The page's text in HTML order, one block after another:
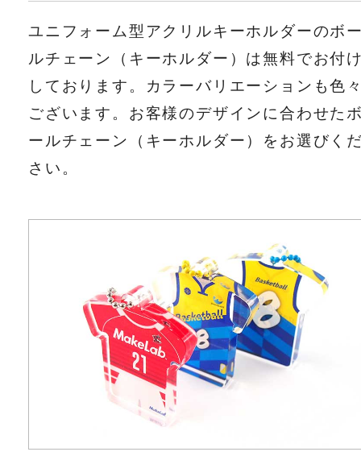
ユニフォーム型アクリルキーホルダーのボ
ルチェーン（キーホルダー）は無料でお付
しております。カラーバリエーションも色
ございます。お客様のデザインに合わせた
ールチェーン（キーホルダー）をお選びく
さい。